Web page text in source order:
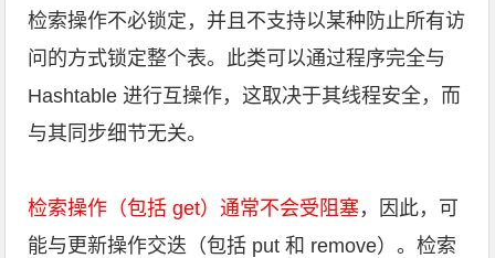
检索操作不必锁定，并且不支持以某种防止所有访
问的方式锁定整个表。此类可以通过程序完全与
Hashtable 进行互操作，这取决于其线程安全，而
与其同步细节无关。
检索操作（包括 get）通常不会受阻塞，因此，可
能与更新操作交迭（包括 put 和 remove）。检索